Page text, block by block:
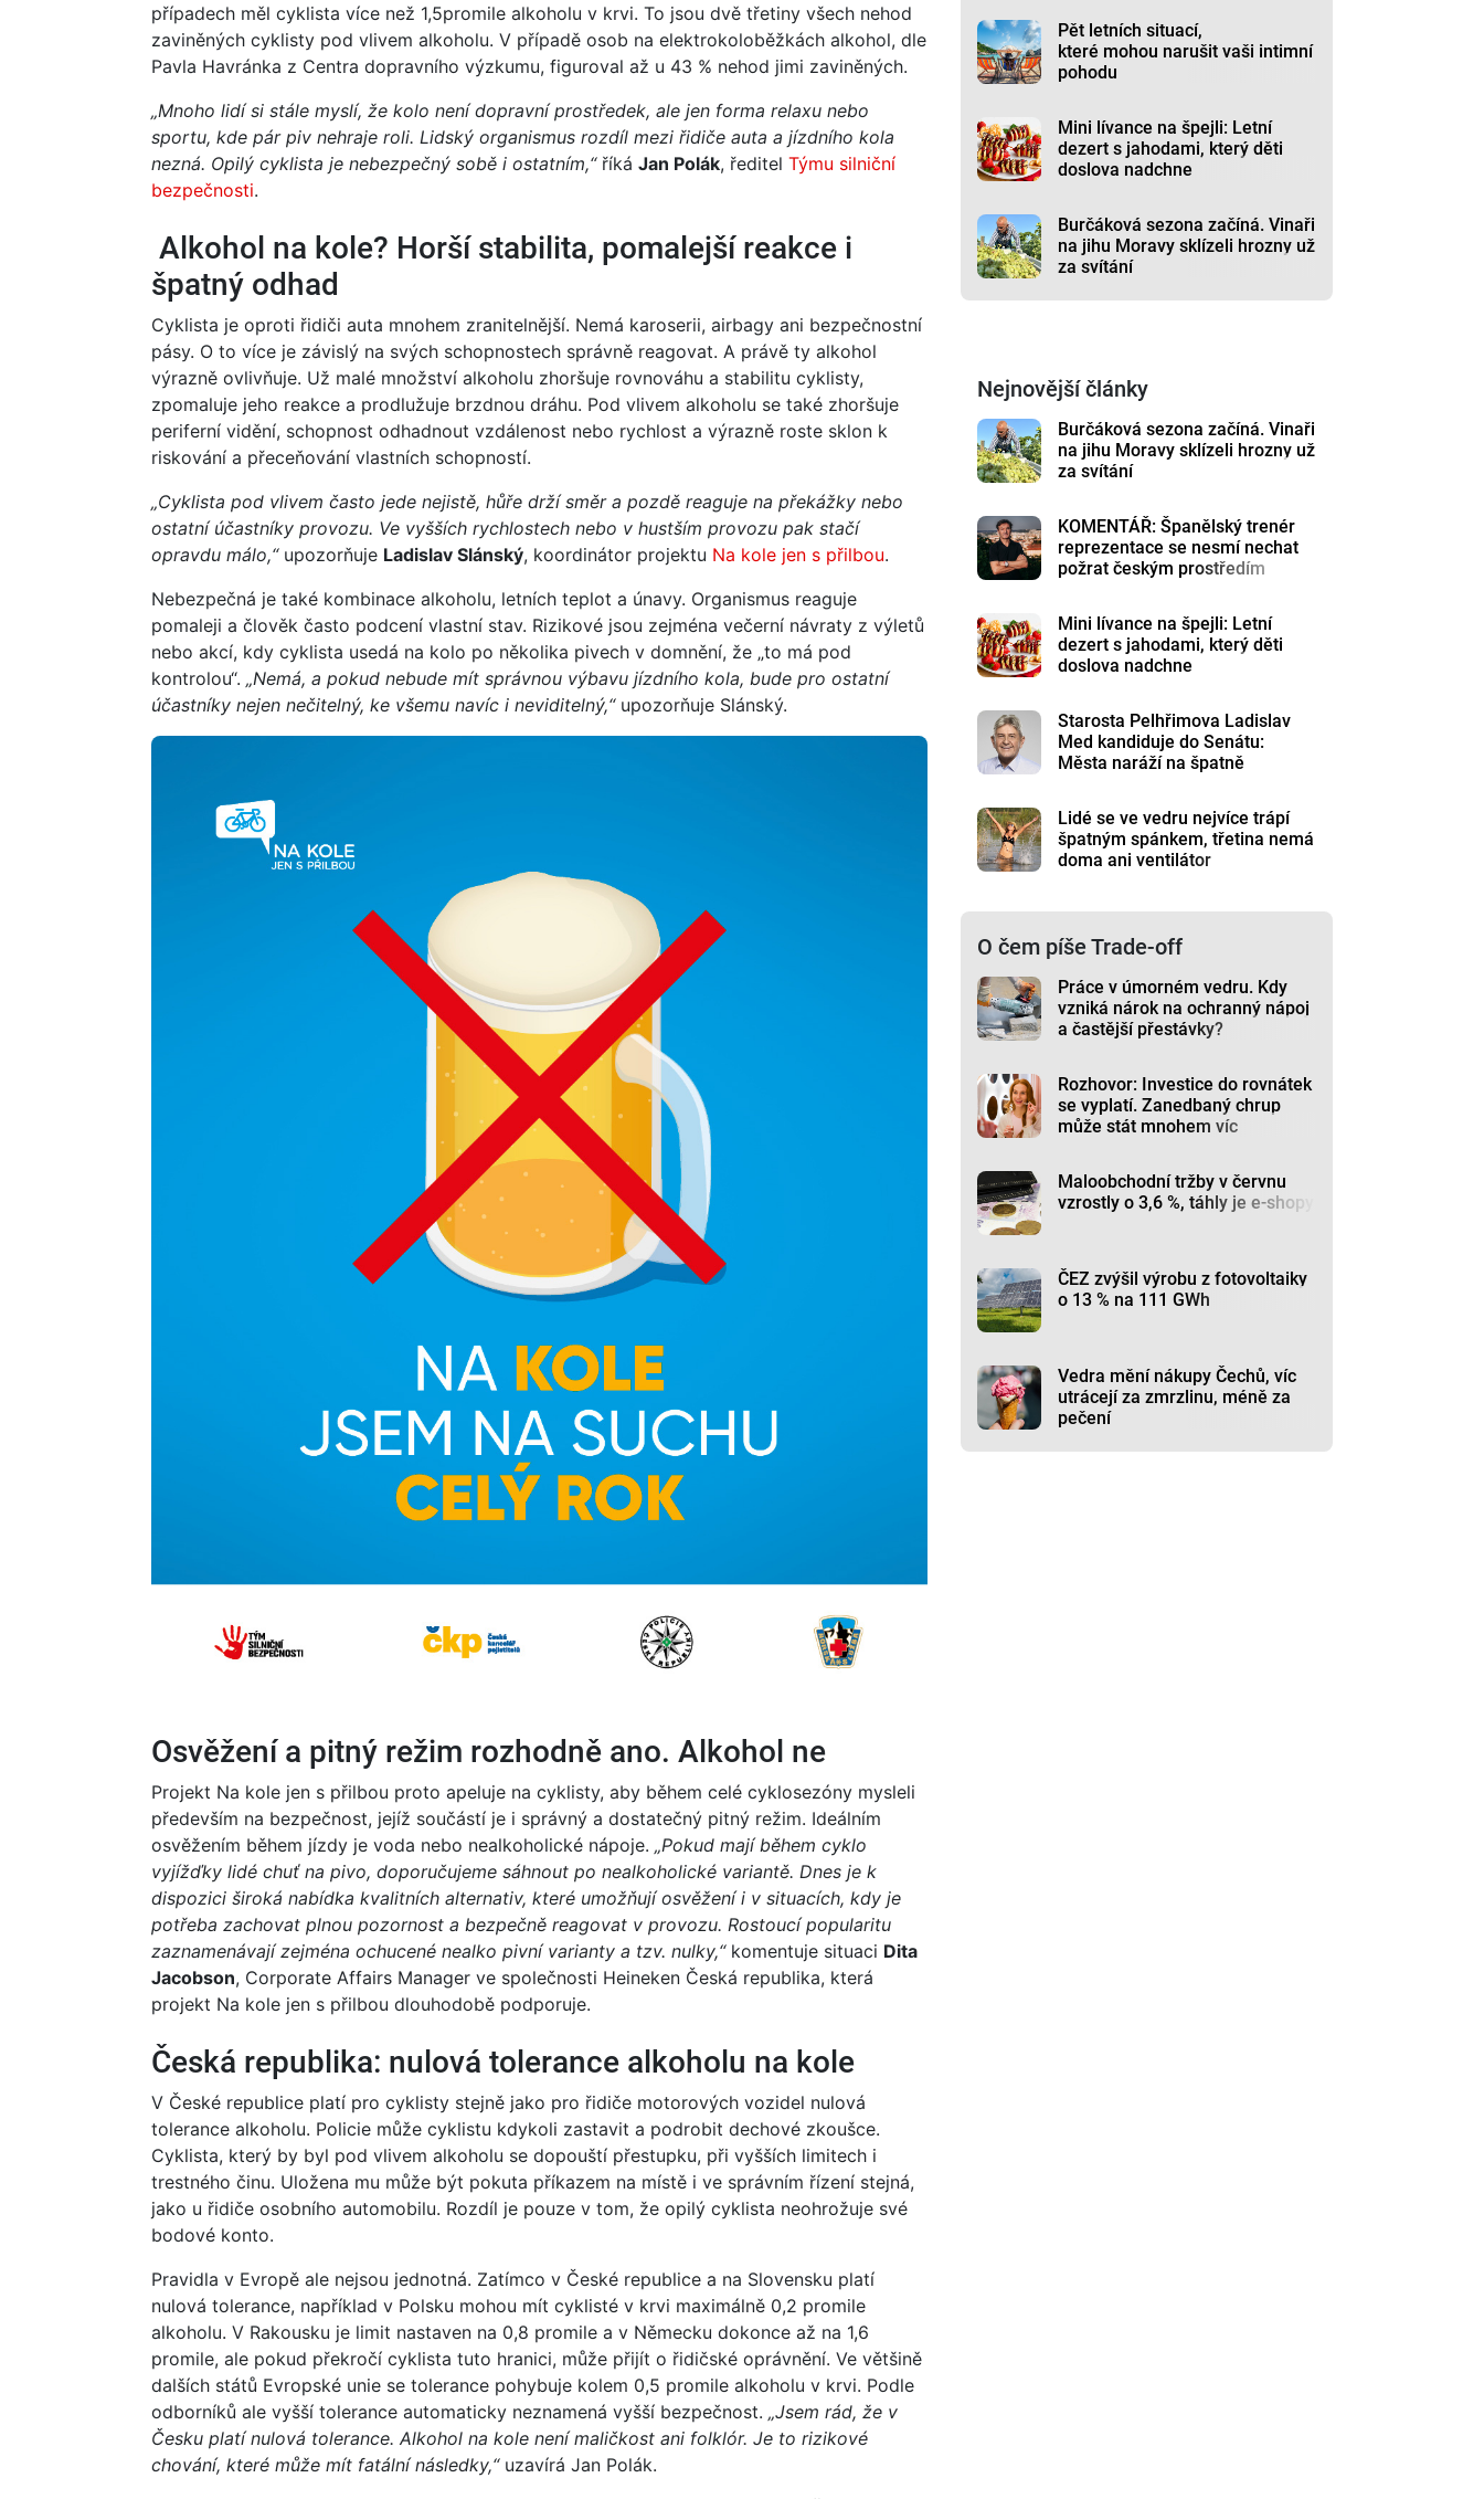
případech měl cyklista více než 1,5promile alkoholu v krvi. To jsou dvě třetiny všech nehod
zaviněných cyklisty pod vlivem alkoholu. V případě osob na elektrokoloběžkách alkohol, dle
Pavla Havránka z Centra dopravního výzkumu, figuroval až u 43 % nehod jimi zaviněných.
„Mnoho lidí si stále myslí, že kolo není dopravní prostředek, ale jen forma relaxu nebo
sportu, kde pár piv nehraje roli. Lidský organismus rozdíl mezi řidiče auta a jízdního kola
nezná. Opilý cyklista je nebezpečný sobě i ostatním,“říká Jan Polák, ředitel Týmu silniční
bezpečnosti.
Alkohol na kole? Horší stabilita, pomalejší reakce i
špatný odhad
Cyklista je oproti řidiči auta mnohem zranitelnější. Nemá karoserii, airbagy ani bezpečnostní
pásy. O to více je závislý na svých schopnostech správně reagovat. A právě ty alkohol
výrazně ovlivňuje. Už malé množství alkoholu zhoršuje rovnováhu a stabilitu cyklisty,
zpomaluje jeho reakce a prodlužuje brzdnou dráhu. Pod vlivem alkoholu se také zhoršuje
periferní vidění, schopnost odhadnout vzdálenost nebo rychlost a výrazně roste sklon k
riskování a přeceňování vlastních schopností.
„Cyklista pod vlivem často jede nejistě, hůře drží směr a pozdě reaguje na překážky nebo
ostatní účastníky provozu. Ve vyšších rychlostech nebo v hustším provozu pak stačí
opravdu málo,“upozorňuje Ladislav Slánský, koordinátor projektu Na kole jen s přilbou.
Nebezpečná je také kombinace alkoholu, letních teplot a únavy. Organismus reaguje
pomaleji a člověk často podcení vlastní stav. Rizikové jsou zejména večerní návraty z výletů
nebo akcí, kdy cyklista usedá na kolo po několika pivech v domnění, že „to má pod
kontrolou“. „Nemá, a pokud nebude mít správnou výbavu jízdního kola, bude pro ostatní
účastníky nejen nečitelný, ke všemu navíc i neviditelný,“upozorňuje Slánský.
Osvěžení a pitný režim rozhodně ano. Alkohol ne
Projekt Na kole jen s přilbou proto apeluje na cyklisty, aby během celé cyklosezóny mysleli
především na bezpečnost, jejíž součástí je i správný a dostatečný pitný režim. Ideálním
osvěžením během jízdy je voda nebo nealkoholické nápoje. „Pokud mají během cyklo
vyjížďky lidé chuť na pivo, doporučujeme sáhnout po nealkoholické variantě. Dnes je k
dispozici široká nabídka kvalitních alternativ, které umožňují osvěžení i v situacích, kdy je
potřeba zachovat plnou pozornost a bezpečně reagovat v provozu. Rostoucí popularitu
zaznamenávají zejména ochucené nealko pivní varianty a tzv. nulky,“komentuje situaci Dita
Jacobson, Corporate Affairs Manager ve společnosti Heineken Česká republika, která
projekt Na kole jen s přilbou dlouhodobě podporuje.
Česká republika: nulová tolerance alkoholu na kole
V České republice platí pro cyklisty stejně jako pro řidiče motorových vozidel nulová
tolerance alkoholu. Policie může cyklistu kdykoli zastavit a podrobit dechové zkoušce.
Cyklista, který by byl pod vlivem alkoholu se dopouští přestupku, při vyšších limitech i
trestného činu. Uložena mu může být pokuta příkazem na místě i ve správním řízení stejná,
jako u řidiče osobního automobilu. Rozdíl je pouze v tom, že opilý cyklista neohrožuje své
bodové konto.
Pravidla v Evropě ale nejsou jednotná. Zatímco v České republice a na Slovensku platí
nulová tolerance, například v Polsku mohou mít cyklisté v krvi maximálně 0,2 promile
alkoholu. V Rakousku je limit nastaven na 0,8 promile a v Německu dokonce až na 1,6
promile, ale pokud překročí cyklista tuto hranici, může přijít o řidičské oprávnění. Ve většině
dalších států Evropské unie se tolerance pohybuje kolem 0,5 promile alkoholu v krvi. Podle
odborníků ale vyšší tolerance automaticky neznamená vyšší bezpečnost. „Jsem rád, že v
Česku platí nulová tolerance. Alkohol na kole není maličkost ani folklór. Je to rizikové
chování, které může mít fatální následky,“ uzavírá Jan Polák.
Pět letních situací,
které mohou narušit vaši intimní
pohodu
Mini lívance na špejli: Letní
dezert s jahodami, který děti
doslova nadchne
Burčáková sezona začíná. Vinaři
na jihu Moravy sklízeli hrozny už
za svítání
Nejnovější články
Burčáková sezona začíná. Vinaři
na jihu Moravy sklízeli hrozny už
za svítání
KOMENTÁŘ: Španělský trenér
reprezentace se nesmí nechat
požrat českým prostředím
Mini lívance na špejli: Letní
dezert s jahodami, který děti
doslova nadchne
Starosta Pelhřimova Ladislav
Med kandiduje do Senátu:
Města naráží na špatně
Lidé se ve vedru nejvíce trápí
špatným spánkem, třetina nemá
doma ani ventilátor
O čem píše Trade-off
Práce v úmorném vedru. Kdy
vzniká nárok na ochranný nápoj
a častější přestávky?
Rozhovor: Investice do rovnátek
se vyplatí. Zanedbaný chrup
může stát mnohem víc
Maloobchodní tržby v červnu
vzrostly o 3,6 %, táhly je e-shopy
ČEZ zvýšil výrobu z fotovoltaiky
o 13 % na 111 GWh
Vedra mění nákupy Čechů, víc
utrácejí za zmrzlinu, méně za
pečení